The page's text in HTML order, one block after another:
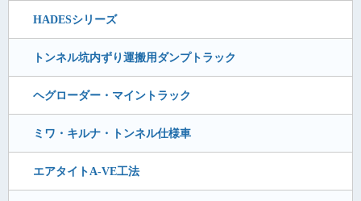
HADESシリーズ
トンネル坑内ずり運搬用ダンプトラック
ヘグローダー・マイントラック
ミワ・キルナ・トンネル仕様車
エアタイトA-VE工法